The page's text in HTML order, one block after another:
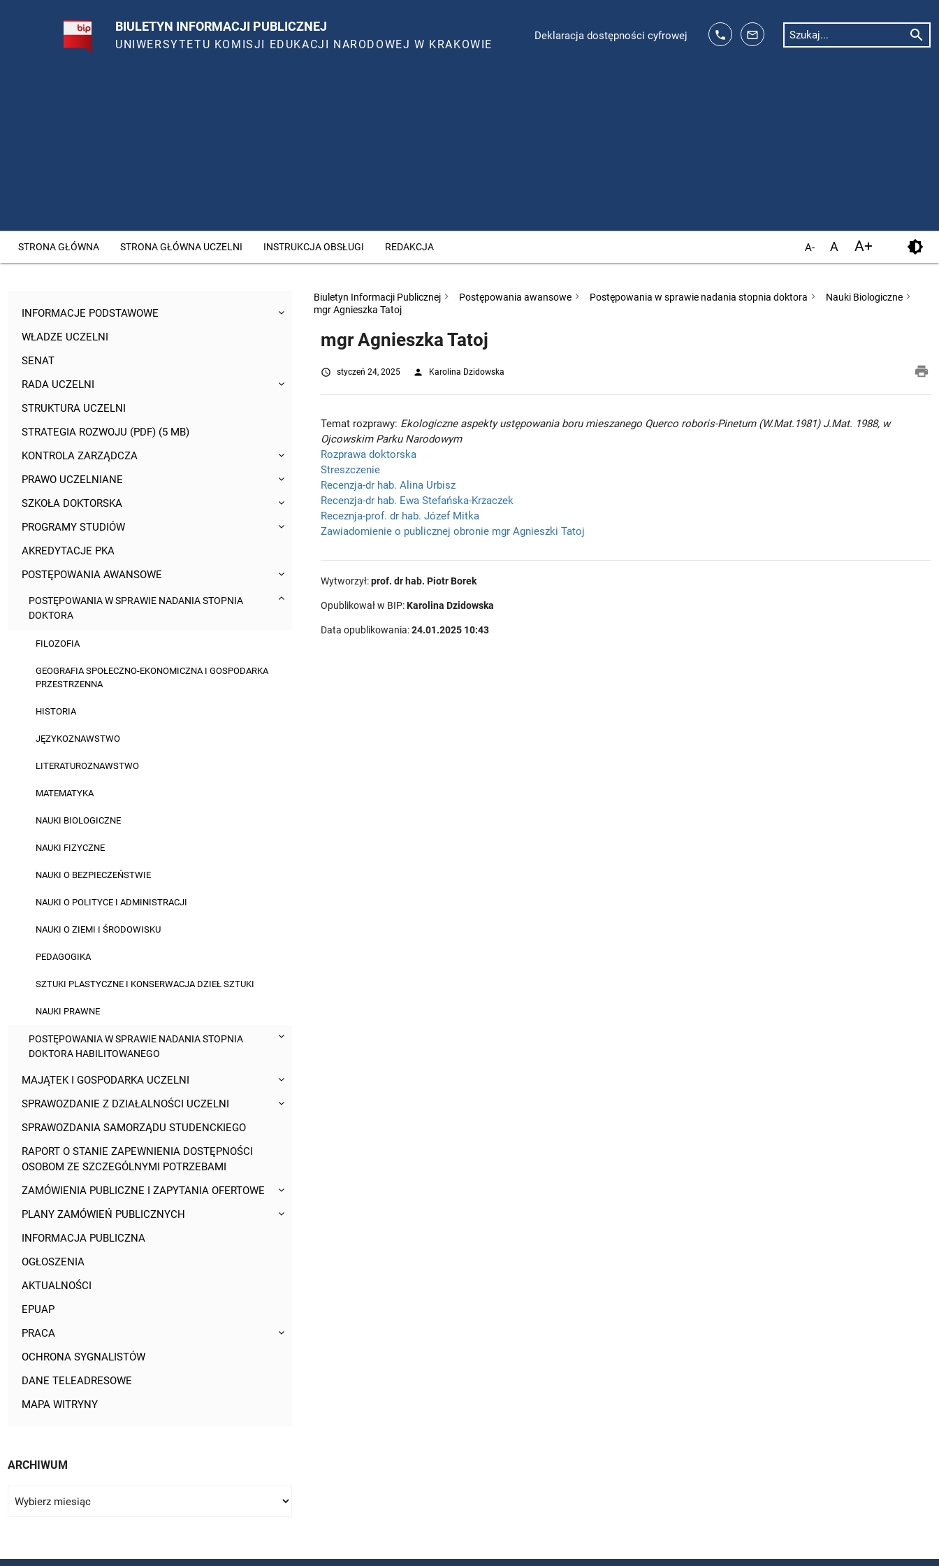
BIULETYN INFORMACJI PUBLICZNEJ
UNIWERSYTETU KOMISJI EDUKACJI NARODOWEJ W KRAKOWIE
Deklaracja dostępności cyfrowej phone mail_outline Szukaj... search
STRONA GŁÓWNA STRONA GŁÓWNA UCZELNI INSTRUKCJA OBSŁUGI REDAKCJA A- A A+ brightness_6
INFORMACJE PODSTAWOWE
WŁADZE UCZELNI
SENAT
RADA UCZELNI
STRUKTURA UCZELNI
STRATEGIA ROZWOJU (PDF) (5 MB)
KONTROLA ZARZĄDCZA
PRAWO UCZELNIANE
SZKOŁA DOKTORSKA
PROGRAMY STUDIÓW
AKREDYTACJE PKA
POSTĘPOWANIA AWANSOWE
POSTĘPOWANIA W SPRAWIE NADANIA STOPNIA
DOKTORA
FILOZOFIA
GEOGRAFIA SPOŁECZNO-EKONOMICZNA I GOSPODARKA
PRZESTRZENNA
HISTORIA
JĘZYKOZNAWSTWO
LITERATUROZNAWSTWO
MATEMATYKA
NAUKI BIOLOGICZNE
NAUKI FIZYCZNE
NAUKI O BEZPIECZEŃSTWIE
NAUKI O POLITYCE I ADMINISTRACJI
NAUKI O ZIEMI I ŚRODOWISKU
PEDAGOGIKA
SZTUKI PLASTYCZNE I KONSERWACJA DZIEŁ SZTUKI
NAUKI PRAWNE
POSTĘPOWANIA W SPRAWIE NADANIA STOPNIA
DOKTORA HABILITOWANEGO
MAJĄTEK I GOSPODARKA UCZELNI
SPRAWOZDANIE Z DZIAŁALNOŚCI UCZELNI
SPRAWOZDANIA SAMORZĄDU STUDENCKIEGO
RAPORT O STANIE ZAPEWNIENIA DOSTĘPNOŚCI
OSOBOM ZE SZCZEGÓLNYMI POTRZEBAMI
ZAMÓWIENIA PUBLICZNE I ZAPYTANIA OFERTOWE
PLANY ZAMÓWIEŃ PUBLICZNYCH
INFORMACJA PUBLICZNA
OGŁOSZENIA
AKTUALNOŚCI
EPUAP
PRACA
OCHRONA SYGNALISTÓW
DANE TELEADRESOWE
MAPA WITRYNY
ARCHIWUM
Biuletyn Informacji Publicznej Postępowania awansowe Postępowania w sprawie nadania stopnia doktora
Nauki Biologiczne
mgr Agnieszka Tatoj
mgr Agnieszka Tatoj
access_time styczeń 24, 2025 person Karolina Dzidowska
Temat rozprawy: Ekologiczne aspekty ustępowania boru mieszanego Querco roboris-Pinetum (W.Mat.1981) J.Mat. 1988, w
Ojcowskim Parku Narodowym
Rozprawa doktorska
Streszczenie
Recenzja-dr hab. Alina Urbisz
Recenzja-dr hab. Ewa Stefańska-Krzaczek
Receznja-prof. dr hab. Józef Mitka
Zawiadomienie o publicznej obronie mgr Agnieszki Tatoj
Wytworzył:prof. dr hab. Piotr Borek
Opublikował w BIP:Karolina Dzidowska
Data opublikowania:24.01.2025 10:43